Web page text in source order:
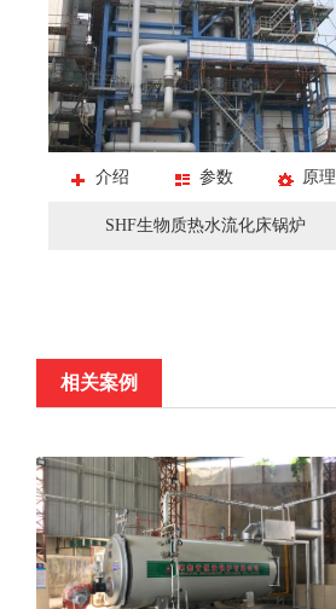
介绍 参数 原理
SHF生物质热水流化床锅炉
相关案例